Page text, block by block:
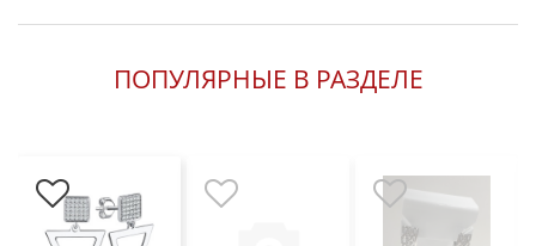
ПОПУЛЯРНЫЕ В РАЗДЕЛЕ